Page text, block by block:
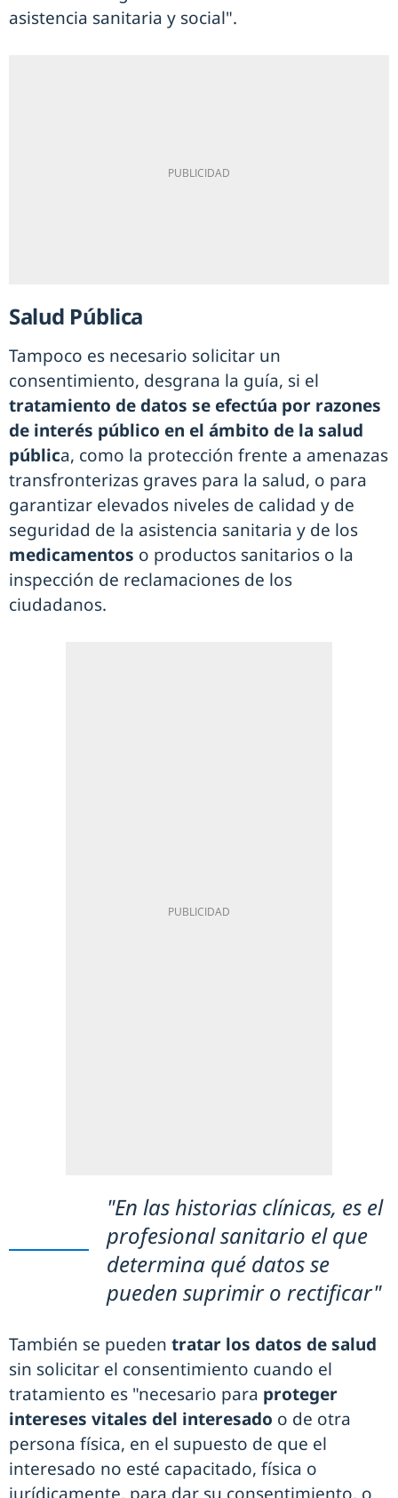
asistencia sanitaria y social".
Salud Pública
Tampoco es necesario solicitar un
consentimiento, desgrana la guía, si el
tratamiento de datos se efectúa por razones
de interés público en el ámbito de la salud
pública, como la protección frente a amenazas
transfronterizas graves para la salud, o para
garantizar elevados niveles de calidad y de
seguridad de la asistencia sanitaria y de los
medicamentos o productos sanitarios o la
inspección de reclamaciones de los
ciudadanos.
"En las historias clínicas, es el
profesional sanitario el que
determina qué datos se
pueden suprimir o rectificar"
También se pueden tratar los datos de salud
sin solicitar el consentimiento cuando el
tratamiento es "necesario para proteger
intereses vitales del interesado o de otra
persona física, en el supuesto de que el
interesado no esté capacitado, física o